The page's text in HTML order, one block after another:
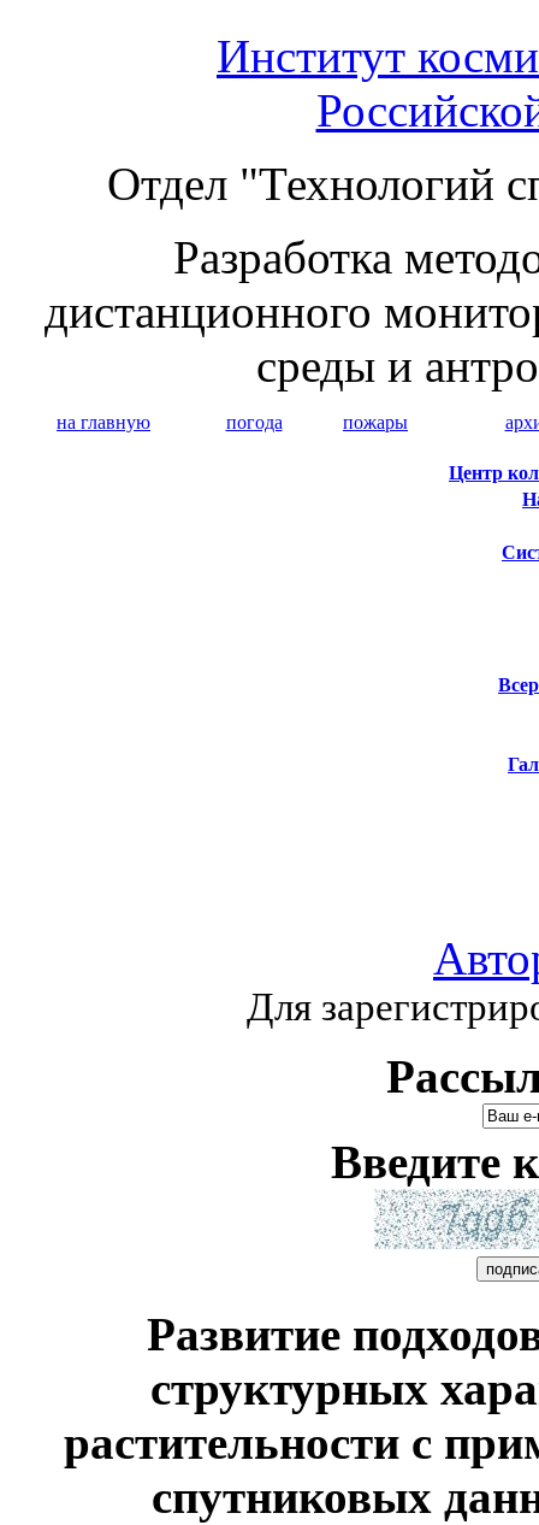
Институт
Отдел "Технологий
Разработка
дистанционного
среды и
на главную погода пожары
Центр
Для
Введите
Развитие
структурных
растительности с
спутниковых